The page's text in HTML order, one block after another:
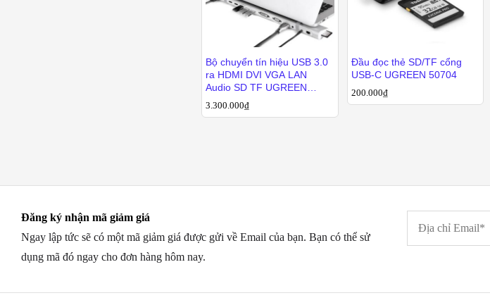
Bộ chuyển tín hiệu USB 3.0
ra HDMI DVI VGA LAN
Audio SD TF UGREEN
40258
3.300.000₫
3.300.000₫
Đầu đọc thẻ SD/TF cổng
USB-C UGREEN 50704
200.000₫
200.000₫
Đăng ký nhận mã giảm giá
Ngay lập tức sẽ có một mã giảm giá được gửi về Email của bạn. Bạn có thể sử
dụng mã đó ngay cho đơn hàng hôm nay.